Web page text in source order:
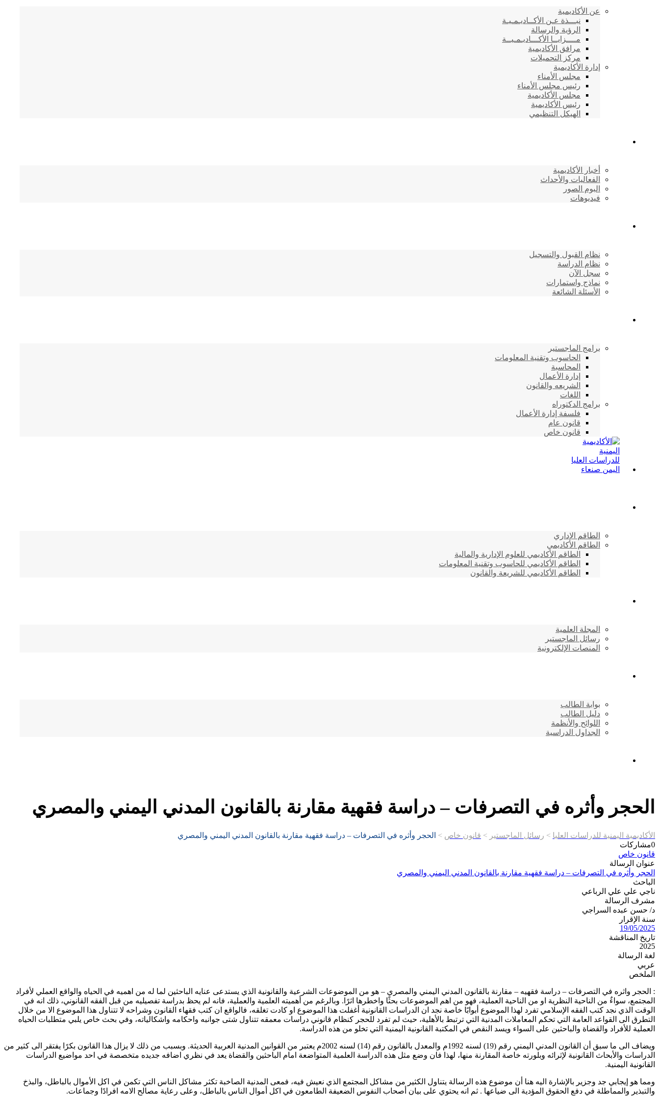
عن الأكاديمية
نبـــذة عـن الأكــاديـمـيـة
الرؤية والرسالة
مــــزايــا الأكـــاديـمـيــة
مرافق الأكاديمية
مركز التحميلات
إدارة الأكاديمية
مجلس الأمناء
رئيس مجلس الأمناء
مجلس الأكاديمية
رئيس الأكاديمية
الهيكل التنظيمي
أخبار الأكاديمية
الفعاليات والأحداث
البوم الصور
فيديوهات
نظام القبول والتسجيل
نظام الدراسة
سجل الآن
نماذج واستمارات
الأسئلة الشائعة
برامج الماجستير
الحاسوب وتقنية المعلومات
المحاسبة
إدارة الأعمال
الشريعه والقانون
اللغات
برامج الدكتوراه
فلسفة إدارة الأعمال
قانون عام
قانون خاص
الطاقم الإداري
الطاقم الأكاديمي
الطاقم الأكاديمي للعلوم الإدارية والمالية
الطاقم الأكاديمي للحاسوب وتقنية المعلومات
الطاقم الأكاديمي للشريعة والقانون
المجلة العلمية
رسائل الماجستير
المنصات الإلكترونية
بوابة الطالب
دليل الطالب
اللوائح والأنظمة
الجداول الدراسية
الحجر وأثره في التصرفات – دراسة فقهية مقارنة بالقانون المدني اليمني والمصري
الأكاديمية اليمنية للدراسات العليا > رسائل الماجستير > قانون خاص > الحجر وأثره في التصرفات – دراسة فقهية مقارنة بالقانون المدني اليمني والمصري
0مشاركات
قانون خاص
عنوان الرسالة
الحجر وأثره في التصرفات – دراسة فقهية مقارنة بالقانون المدني اليمني والمصري
الباحث
ناجي علي علي الرباعي
مشرف الرسالة
د/ حسن عبده السراجي
سنة الإقرار
19/05/2025
تاريخ المناقشة
2025
لغة الرسالة
عربي
الملخص
: الحجر واثره في التصرفات – دراسة فقهيه – مقارنة بالقانون المدني اليمني والمصري – هو من الموضوعات الشرعية والقانونية الذي يستدعى عنايه الباحثين لما له من اهميه في الحياه والواقع العملي لأفراد
المجتمع، سواءٌ من الناحية النظرية او من الناحية العملية، فهو من اهم الموضوعات بحثًا واخطرها اثرًا. وبالرغم من أهميته العلمية والعملية، فانه لم يحظ بدراسة تفصيليه من قبل الفقه القانوني، ذلك انه في
الوقت الذي نجد كتب الفقه الإسلامي تفرد لهذا الموضوع أبوابًا خاصة نجد ان الدراسات القانونية أغفلت هذا الموضوع او كادت تغلقه، فالواقع ان كتب فقهاء القانون وشراحه لا تتناول هذا الموضوع الا من خلال
التطرق الى القواعد العامة التي تحكم المعاملات المدنية التي ترتبط بالأهلية، حيث لم تفرد للحجر كنظام قانوني دراسات معمقه تتناول شتى جوانبه واحكامه واشكالياته، وفي بحث خاص يلبي متطلبات الحياه
العملية للأفراد والقضاة والباحثين على السواء ويسد النقص في المكتبة القانونية اليمنية التي تخلو من هذه الدراسة.
ويضاف الى ما سبق أن القانون المدني اليمني رقم (19) لسنه 1992م والمعدل بالقانون رقم (14) لسنه 2002م يعتبر من القوانين المدنية العربية الحديثة. وبسبب من ذلك لا يزال هذا القانون بكرًا يفتقر الى كثير من
الدراسات والأبحاث القانونية لإثرائه وبلورته خاصة المقارنة منها، لهذا فان وضع مثل هذه الدراسة العلمية المتواضعة امام الباحثين والقضاة يعد في نظري اضافه جديده متخصصة في احد مواضيع الدراسات
القانونية اليمنية.
ومما هو إيجابي جد وجزير بالإشارة اليه هنا أن موضوع هذه الرسالة يتناول الكثير من مشاكل المجتمع الذي نعيش فيه، فمعى المدنية الصاخبة تكثر مشاكل الناس التي تكمن في اكل الأموال بالباطل، والبذخ
والتبذير والمماطلة في دفع الحقوق المؤدية الى ضياعها . ثم انه يحتوي على بيان أصحاب النفوس الضعيفة الطامعون في اكل أموال الناس بالباطل، وعلى رعاية مصالح الامه افرادًا وجماعات.